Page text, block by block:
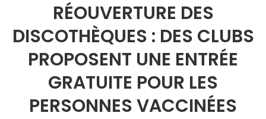
RÉOUVERTURE DES
DISCOTHÈQUES : DES CLUBS
PROPOSENT UNE ENTRÉE
GRATUITE POUR LES
PERSONNES VACCINÉES